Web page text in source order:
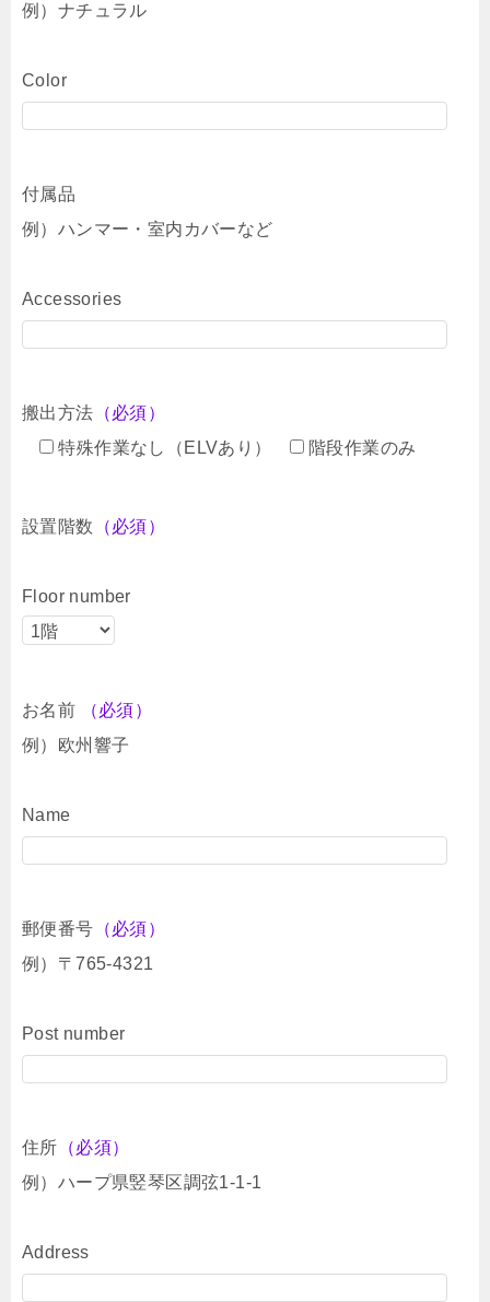
例）ナチュラル
Color
付属品
例）ハンマー・室内カバーなど
Accessories
搬出方法 （必須）
特殊作業なし（ELVあり）
階段作業のみ
設置階数 （必須）
Floor number
お名前
（必須）
例）欧州響子
Name
郵便番号 （必須）
例）〒765-4321
Post number
住所 （必須）
例）ハープ県竪琴区調弦1-1-1
Address